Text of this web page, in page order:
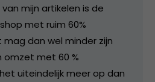
mijn artikelen is de
met ruim 60%
dan wel minder zijn
omzet met 60 %
uiteindelijk meer op dan